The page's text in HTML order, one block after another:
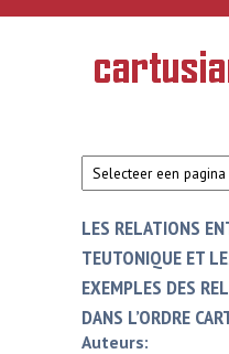
Overslaan en naar de inhoud gaan
Geschiedenis
van de
LES RELATIONS
TEUTONIQUE ET
EXEMPLES DES
DANS L’ORDRE
Auteurs: